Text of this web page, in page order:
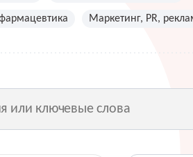
Маркетинг, PR,